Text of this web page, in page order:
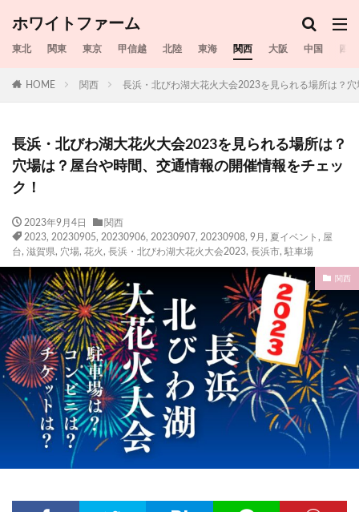
ホワイトファーム
東北 関東 東京 甲信越 北陸 東海 関西 大阪 中国 四国
HOME 関西 長浜・北びわ湖大花火大会2023を見られる場所は？
長浜・北びわ湖大花火大会2023を見られる場所は？
穴場は？屋台や時間、交通情報の開催情報をチェッ
ク！
2023年9月4日
関西
2023, 20230905, 20230906, 20230907, 20230908, 9月 , 夏イベント , 屋
台, 滋賀県, 穴場, 花火 , 長浜・北びわ湖大花火大会2023, 長浜市, 駐車場
関西